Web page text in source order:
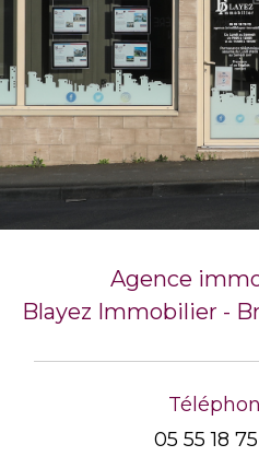
Agence
Blayez Immobilier -
05 55 18